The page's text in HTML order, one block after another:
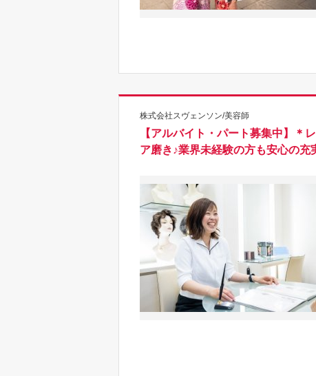
株式会社スヴェンソン/美容師
【アルバイト・パート募集中】＊
ア磨き♪業界未経験の方も安心の